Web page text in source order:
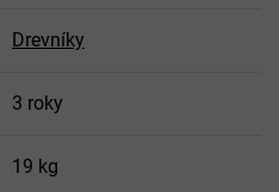
Drevníky
3 roky
19 kg